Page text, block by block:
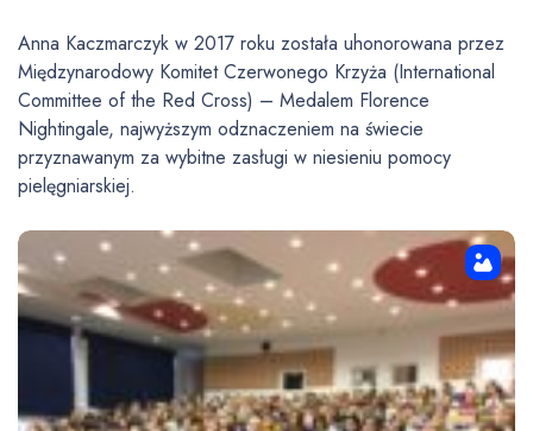
Anna Kaczmarczyk w 2017 roku została uhonorowana przez
Międzynarodowy Komitet Czerwonego Krzyża (International
Committee of the Red Cross) – Medalem Florence
Nightingale, najwyższym odznaczeniem na świecie
przyznawanym za wybitne zasługi w niesieniu pomocy
pielęgniarskiej.